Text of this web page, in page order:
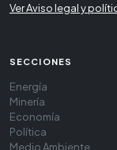
Ver Aviso legal y
SECCIONES
Energía
Minería
Economía
Política
Medio Ambiente